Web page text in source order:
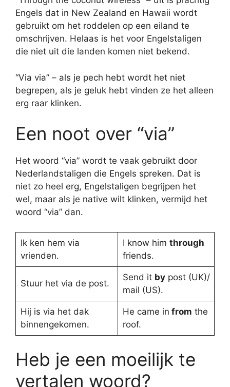
Engels dat in New Zealand en Hawaii wordt
gebruikt om het roddelen op een eiland te
omschrijven. Helaas is het voor Engelstaligen
die niet uit die landen komen niet bekend.
“Via via” – als je pech hebt wordt het niet
begrepen, als je geluk hebt vinden ze het alleen
erg raar klinken.
Een noot over “via”
Het woord “via” wordt te vaak gebruikt door
Nederlandstaligen die Engels spreken. Dat is
niet zo heel erg, Engelstaligen begrijpen het
wel, maar als je native wilt klinken, vermijd het
woord “via” dan.
Ik ken hem via
vrienden.
I know him through
friends.
Stuur het via de post.
Send it bypost (UK)/
mail (US).
Hij is via het dak
binnengekomen.
He came in from the
roof.
Heb je een moeilijk te
vertalen woord?